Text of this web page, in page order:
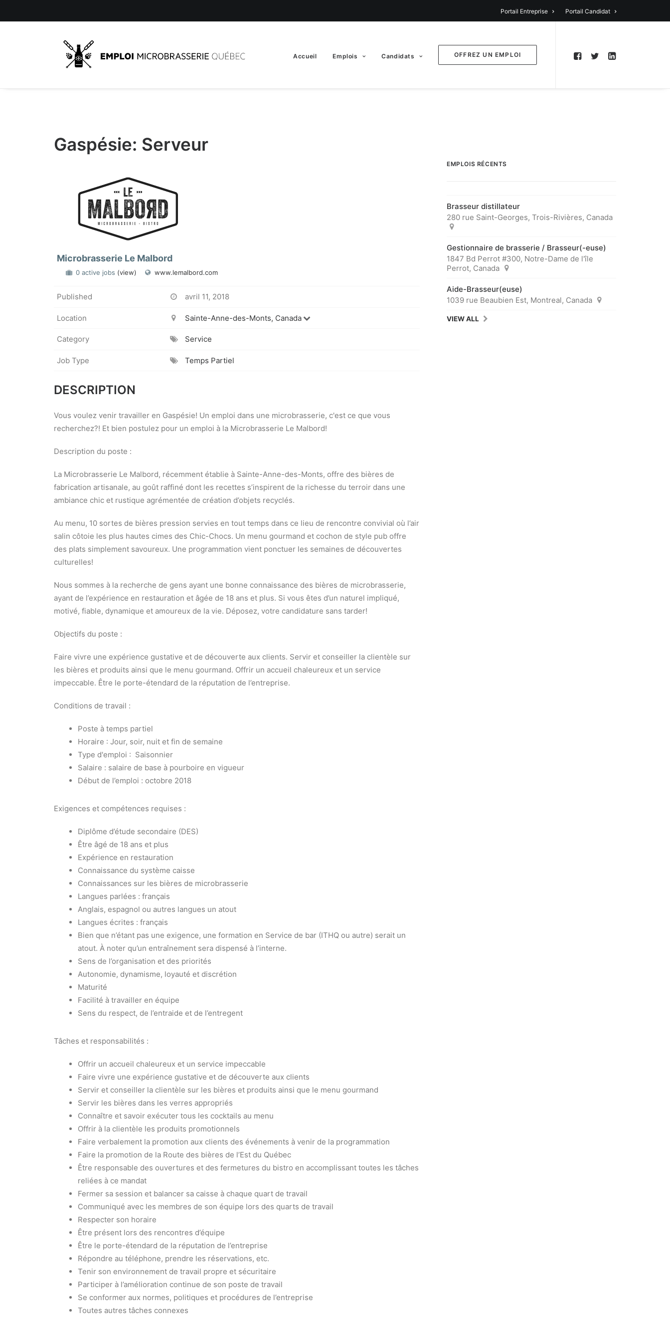
Portail Entreprise Portail Candidat
Accueil Emplois Candidats OFFREZ UN EMPLOI
Gaspésie: Serveur
Microbrasserie Le Malbord
0 active jobs (view) www.lemalbord.com
Published avril 11, 2018
Location Sainte-Anne-des-Monts, Canada
Category Service
Job Type Temps Partiel
DESCRIPTION
Vous voulez venir travailler en Gaspésie! Un emploi dans une microbrasserie, c'est ce que vous
recherchez?! Et bien postulez pour un emploi à la Microbrasserie Le Malbord!
Description du poste :
La Microbrasserie Le Malbord, récemment établie à Sainte-Anne-des-Monts, offre des bières de
fabrication artisanale, au goût raffiné dont les recettes s’inspirent de la richesse du terroir dans une
ambiance chic et rustique agrémentée de création d’objets recyclés.
Au menu, 10 sortes de bières pression servies en tout temps dans ce lieu de rencontre convivial où l’air
salin côtoie les plus hautes cimes des Chic-Chocs. Un menu gourmand et cochon de style pub offre
des plats simplement savoureux. Une programmation vient ponctuer les semaines de découvertes
culturelles!
Nous sommes à la recherche de gens ayant une bonne connaissance des bières de microbrasserie,
ayant de l’expérience en restauration et âgée de 18 ans et plus. Si vous êtes d’un naturel impliqué,
motivé, fiable, dynamique et amoureux de la vie. Déposez, votre candidature sans tarder!
Objectifs du poste :
Faire vivre une expérience gustative et de découverte aux clients. Servir et conseiller la clientèle sur
les bières et produits ainsi que le menu gourmand. Offrir un accueil chaleureux et un service
impeccable. Être le porte-étendard de la réputation de l’entreprise.
Conditions de travail :
Poste à temps partiel
Horaire : Jour, soir, nuit et fin de semaine
Type d'emploi : Saisonnier
Salaire : salaire de base à pourboire en vigueur
Début de l’emploi : octobre 2018
Exigences et compétences requises :
Diplôme d’étude secondaire (DES)
Être âgé de 18 ans et plus
Expérience en restauration
Connaissance du système caisse
Connaissances sur les bières de microbrasserie
Langues parlées : français
Anglais, espagnol ou autres langues un atout
Langues écrites : français
Bien que n’étant pas une exigence, une formation en Service de bar (ITHQ ou autre) serait un
atout. À noter qu’un entraînement sera dispensé à l’interne.
Sens de l’organisation et des priorités
Autonomie, dynamisme, loyauté et discrétion
Maturité
Facilité à travailler en équipe
Sens du respect, de l’entraide et de l’entregent
Tâches et responsabilités :
Offrir un accueil chaleureux et un service impeccable
Faire vivre une expérience gustative et de découverte aux clients
Servir et conseiller la clientèle sur les bières et produits ainsi que le menu gourmand
Servir les bières dans les verres appropriés
Connaître et savoir exécuter tous les cocktails au menu
Offrir à la clientèle les produits promotionnels
Faire verbalement la promotion aux clients des événements à venir de la programmation
Faire la promotion de la Route des bières de l’Est du Québec
Être responsable des ouvertures et des fermetures du bistro en accomplissant toutes les tâches
reliées à ce mandat
Fermer sa session et balancer sa caisse à chaque quart de travail
Communiqué avec les membres de son équipe lors des quarts de travail
Respecter son horaire
Être présent lors des rencontres d’équipe
Être le porte-étendard de la réputation de l’entreprise
Répondre au téléphone, prendre les réservations, etc.
Tenir son environnement de travail propre et sécuritaire
Participer à l’amélioration continue de son poste de travail
Se conformer aux normes, politiques et procédures de l’entreprise
Toutes autres tâches connexes
EMPLOIS RÉCENTS
Brasseur distillateur
280 rue Saint-Georges, Trois-Rivières, Canada
Gestionnaire de brasserie / Brasseur(-euse)
1847 Bd Perrot #300, Notre-Dame de l'île
Perrot, Canada
Aide-Brasseur(euse)
1039 rue Beaubien Est, Montreal, Canada
VIEW ALL